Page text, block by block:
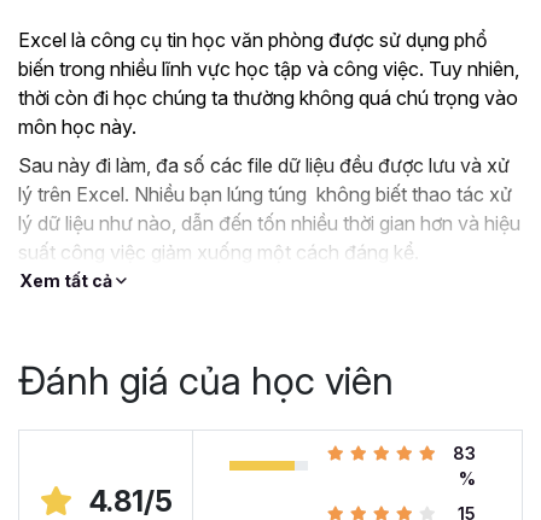
Excel là công cụ tin học văn phòng được sử dụng phổ
biến trong nhiều lĩnh vực học tập và công việc. Tuy nhiên,
thời còn đi học chúng ta thường không quá chú trọng vào
môn học này.
Sau này đi làm, đa số các file dữ liệu đều được lưu và xử
lý trên Excel. Nhiều bạn lúng túng không biết thao tác xử
lý dữ liệu như nào, dẫn đến tốn nhiều thời gian hơn và hiệu
suất công việc giảm xuống một cách đáng kể.
?Nếu như bạn:
Hoặc trước đây chỉ học lý thuyết nên không biết
Hoặc đã có kiến thức cơ bản về Excel và đang
muốn nâng cao kỹ năng của mình lên.
Xem tất cả
Đánh giá của học viên
4.81/5
83
%
15